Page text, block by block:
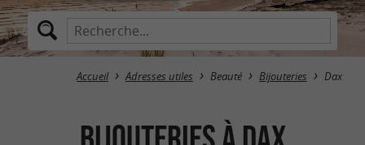
Accueil Adresses utiles Beauté Bijouteries Dax